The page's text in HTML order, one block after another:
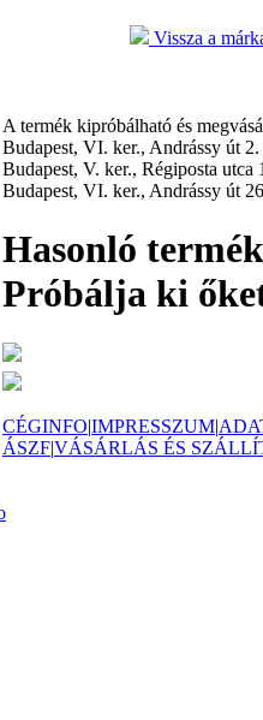
Vissza a
A termék kipróbálható és
Budapest, VI. ker., Andrássy út
Budapest, V. ker., Régiposta
Budapest, VI. ker., Andrássy út
Hasonló
Próbálja ki
CÉGINFO|IMPRESSZUM|
ÁSZF|VÁSÁRLÁS ÉS